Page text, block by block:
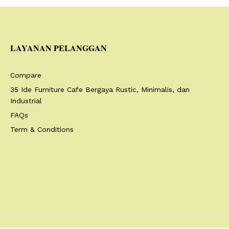
LAYANAN PELANGGAN
Compare
35 Ide Furniture Cafe Bergaya Rustic, Minimalis, dan
Industrial
FAQs
Term & Conditions